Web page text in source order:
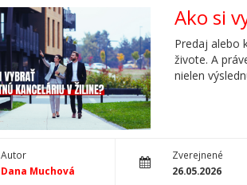
Ako si
Predaj alebo
živote. A
nielen
Autor
Dana Muchová
Zverejnené
26.05.2026